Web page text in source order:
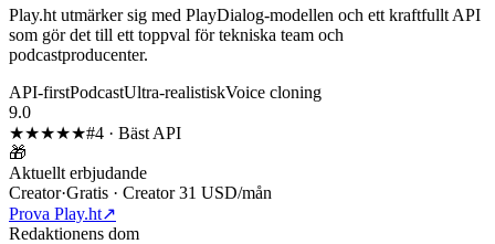
Play.ht utmärker sig med PlayDialog-modellen och ett kraftfullt API
som gör det till ett toppval för tekniska team och
podcastproducenter.
API-firstPodcastUltra-realistiskVoice cloning
9.0
★★★★★#4 · Bäst API
🎁
Aktuellt erbjudande
Creator·Gratis · Creator 31 USD/mån
Prova Play.ht↗
Redaktionens dom